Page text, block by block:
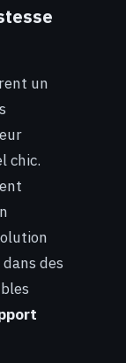
un
chic.
des